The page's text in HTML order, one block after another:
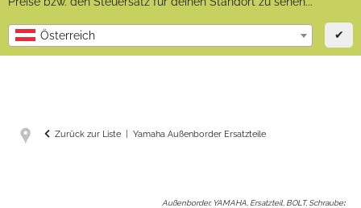
Österreich ✔
Zurück zur Liste Yamaha Außenborder Ersatzteile
Außenborder, YAMAHA, Ersatzteil, BOLT, Schraube: